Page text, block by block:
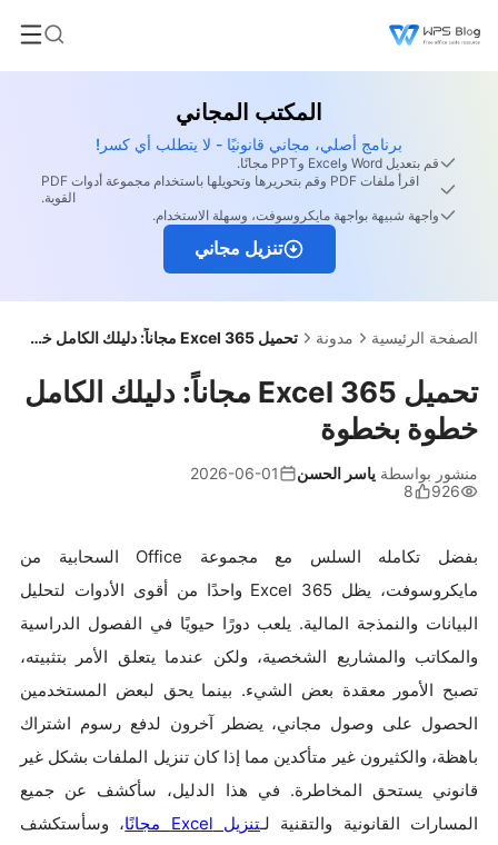
المكتب المجاني
برنامج أصلي، مجاني قانونيًا - لا يتطلب أي كسر!
قم بتعديل Word وExcel وPPT مجانًا.
اقرأ ملفات PDF وقم بتحريرها وتحويلها باستخدام مجموعة أدوات PDF
القوية.
واجهة شبيهة بواجهة مايكروسوفت، وسهلة الاستخدام.
تنزيل مجاني
الصفحة الرئيسية مدونة تحميل Excel 365 مجاناً: دليلك الكامل خطوة بخطوة
تحميل Excel 365 مجاناً: دليلك الكامل
خطوة بخطوة
منشور بواسطة ياسر الحسن
2026-06-01
926
8
بفضل تكامله السلس مع مجموعة Office السحابية من
مايكروسوفت، يظل Excel 365 واحدًا من أقوى الأدوات لتحليل
البيانات والنمذجة المالية. يلعب دورًا حيويًا في الفصول الدراسية
والمكاتب والمشاريع الشخصية، ولكن عندما يتعلق الأمر بتثبيته،
تصبح الأمور معقدة بعض الشيء. بينما يحق لبعض المستخدمين
الحصول على وصول مجاني، يضطر آخرون لدفع رسوم اشتراك
باهظة، والكثيرون غير متأكدين مما إذا كان تنزيل الملفات بشكل غير
قانوني يستحق المخاطرة. في هذا الدليل، سأكشف عن جميع
المسارات القانونية والتقنية لـتنزيل Excel مجانًا
، وسأستكشف